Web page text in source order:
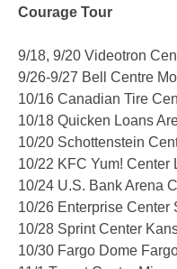
Courage Tour
9/18, 9/20 Videotron
9/26-9/27 Bell Centre
10/16 Canadian Tire
10/18 Quicken Loans
10/20 Schottenstein
10/22 KFC Yum! Center
10/24 U.S. Bank Arena
10/26 Enterprise Center
10/28 Sprint Center
10/30 Fargo Dome